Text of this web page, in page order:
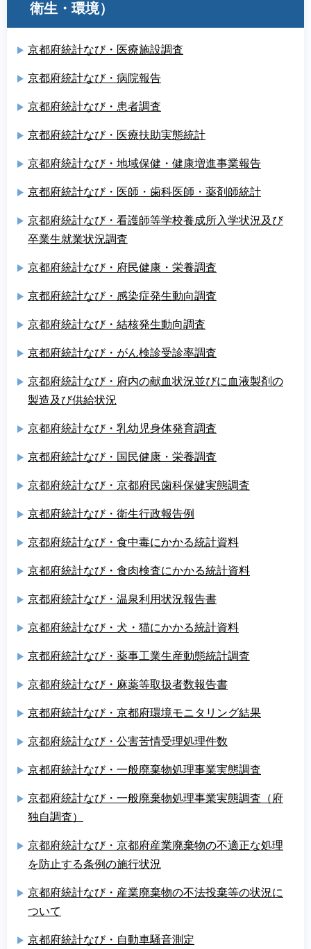
衛生・環境）
京都府統計なび・医療施設調査
京都府統計なび・病院報告
京都府統計なび・患者調査
京都府統計なび・医療扶助実態統計
京都府統計なび・地域保健・健康増進事業報告
京都府統計なび・医師・歯科医師・薬剤師統計
京都府統計なび・看護師等学校養成所入学状況及び
卒業生就業状況調査
京都府統計なび・府民健康・栄養調査
京都府統計なび・感染症発生動向調査
京都府統計なび・結核発生動向調査
京都府統計なび・がん検診受診率調査
京都府統計なび・府内の献血状況並びに血液製剤の
製造及び供給状況
京都府統計なび・乳幼児身体発育調査
京都府統計なび・国民健康・栄養調査
京都府統計なび・京都府民歯科保健実態調査
京都府統計なび・衛生行政報告例
京都府統計なび・食中毒にかかる統計資料
京都府統計なび・食肉検査にかかる統計資料
京都府統計なび・温泉利用状況報告書
京都府統計なび・犬・猫にかかる統計資料
京都府統計なび・薬事工業生産動態統計調査
京都府統計なび・麻薬等取扱者数報告書
京都府統計なび・京都府環境モニタリング結果
京都府統計なび・公害苦情受理処理件数
京都府統計なび・一般廃棄物処理事業実態調査
京都府統計なび・一般廃棄物処理事業実態調査（府
独自調査）
京都府統計なび・京都府産業廃棄物の不適正な処理
を防止する条例の施行状況
京都府統計なび・産業廃棄物の不法投棄等の状況に
ついて
京都府統計なび・自動車騒音測定